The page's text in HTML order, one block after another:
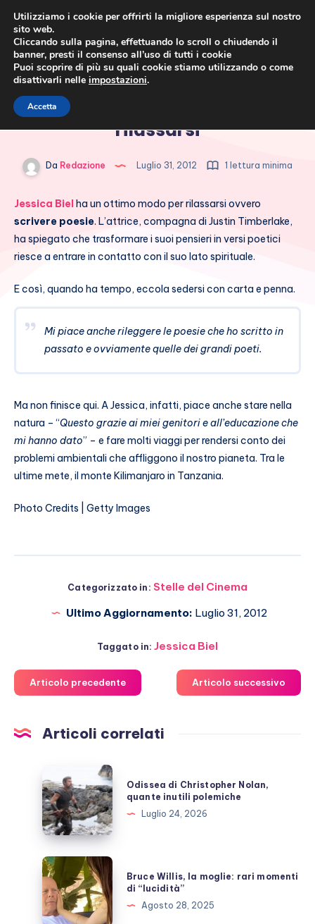
Jessica Biel scrive poesie per
rilassarsi
Da Redazione Luglio 31, 2012 1 lettura minima
Jessica Bielha un ottimo modo per rilassarsi ovvero
scrivere poesie. L’attrice, compagna di Justin Timberlake,
ha spiegato che trasformare i suoi pensieri in versi poetici
riesce a entrare in contatto con il suo lato spirituale.
E così, quando ha tempo, eccola sedersi con carta e penna.
Mi piace anche rileggere le poesie che ho scritto in
passato e ovviamente quelle dei grandi poeti.
Ma non finisce qui. A Jessica, infatti, piace anche stare nella
natura – “Questo grazie ai miei genitori e all’educazione che
mi hanno dato” – e fare molti viaggi per rendersi conto dei
problemi ambientali che affliggono il nostro pianeta. Tra le
ultime mete, il monte Kilimanjaro in Tanzania.
Photo Credits | Getty Images
Categorizzato in: Stelle del Cinema
Ultimo Aggiornamento: Luglio 31, 2012
Taggato in: Jessica Biel
Articolo precedente Articolo successivo
Articoli correlati
di
Christopher
Nolan,
quante
inutili
polemiche
Odissea di Christopher Nolan,
quante inutili polemiche
Luglio 24, 2026
Bruce
Willis,
la
moglie:
Bruce Willis, la moglie: rari momenti
di “lucidità”
Agosto 28, 2025
Utilizziamo i cookie per offrirti la migliore esperienza sul nostro
sito web.
Cliccando sulla pagina, effettuando lo scroll o chiudendo il
banner, presti il consenso all’uso di tutti i cookie
Puoi scoprire di più su quali cookie stiamo utilizzando o come
disattivarli nelle impostazioni.
Accetta